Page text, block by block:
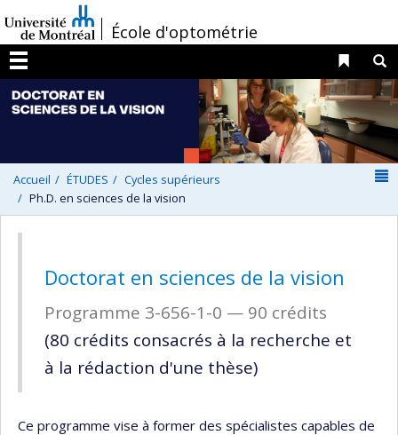
au
contenu
/École d'optométrie
Menu
Liens
Accueil ÉTUDES
Cycles supérieurs
Ph.D. en sciences de la vision
Doctorat en sciences de la vision
Programme 3-656-1-0 — 90 crédits
(80 crédits consacrés à la recherche et
à la rédaction d'une thèse)
Ce programme vise à former des spécialistes capables de